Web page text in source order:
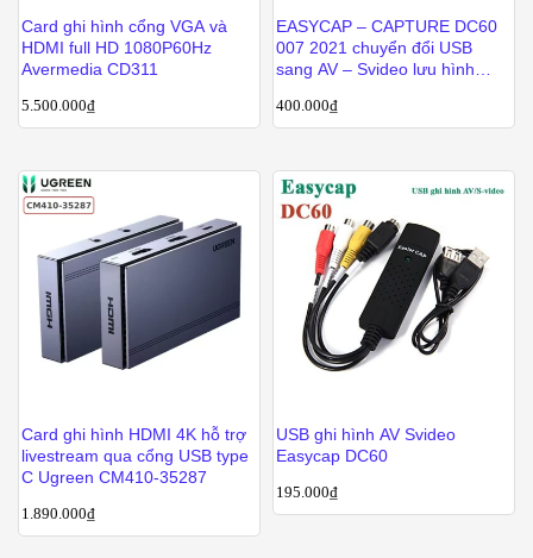
Card ghi hình cổng VGA và
HDMI full HD 1080P60Hz
Avermedia CD311
5.500.000₫
EASYCAP – CAPTURE DC60
007 2021 chuyển đổi USB
sang AV – Svideo lưu hình
400.000₫
Card ghi hình HDMI 4K hỗ trợ
livestream qua cổng USB type
C Ugreen CM410-35287
1.890.000₫
USB ghi hình AV Svideo
Easycap DC60
195.000₫